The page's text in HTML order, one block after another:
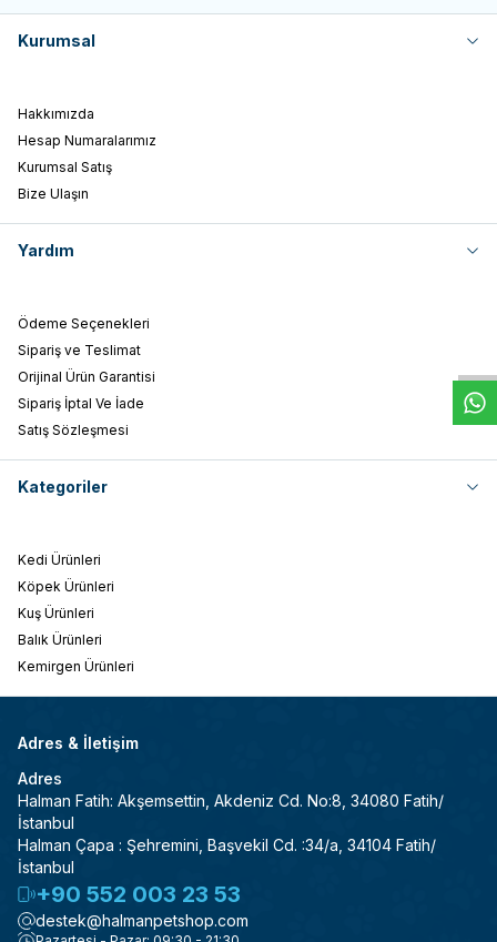
Kurumsal
Hakkımızda
Hesap Numaralarımız
Kurumsal Satış
Bize Ulaşın
Yardım
Ödeme Seçenekleri
Sipariş ve Teslimat
Orijinal Ürün Garantisi
Sipariş İptal Ve İade
Satış Sözleşmesi
Kategoriler
Kedi Ürünleri
Köpek Ürünleri
Kuş Ürünleri
Balık Ürünleri
Kemirgen Ürünleri
Adres & İletişim
Adres
Halman Fatih: Akşemsettin, Akdeniz Cd. No:8, 34080 Fatih/
İstanbul
Halman Çapa : Şehremini, Başvekil Cd. :34/a, 34104 Fatih/
İstanbul
+90 552 003 23 53
destek@halmanpetshop.com